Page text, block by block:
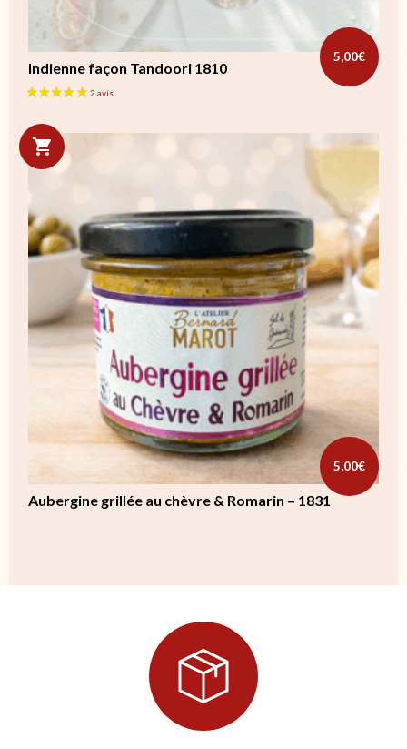
Indienne façon Tandoori 1810
5,00€
Aubergine grillée au chèvre & Romarin – 1831
5,00€